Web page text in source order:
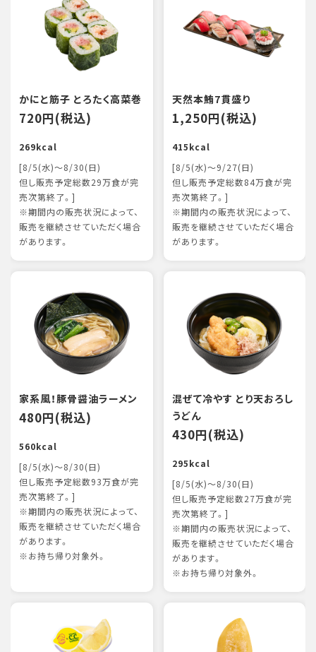
かにと筋子 とろたく高菜巻
720円(税込)
269kcal
[8/5(水)～8/30(日)
但し販売予定総数29万食が完
売次第終了。]
※期間内の販売状況によって、
販売を継続させていただく場合
があります。
天然本鮪7貫盛り
1,250円(税込)
415kcal
[8/5(水)～9/27(日)
但し販売予定総数84万食が完
売次第終了。]
※期間内の販売状況によって、
販売を継続させていただく場合
があります。
家系風！豚骨醤油ラーメン
480円(税込)
560kcal
[8/5(水)～8/30(日)
但し販売予定総数93万食が完
売次第終了。]
※期間内の販売状況によって、
販売を継続させていただく場合
があります。
※お持ち帰り対象外。
混ぜて冷やす とり天おろし
うどん
430円(税込)
295kcal
[8/5(水)～8/30(日)
但し販売予定総数27万食が完
売次第終了。]
※期間内の販売状況によって、
販売を継続させていただく場合
があります。
※お持ち帰り対象外。